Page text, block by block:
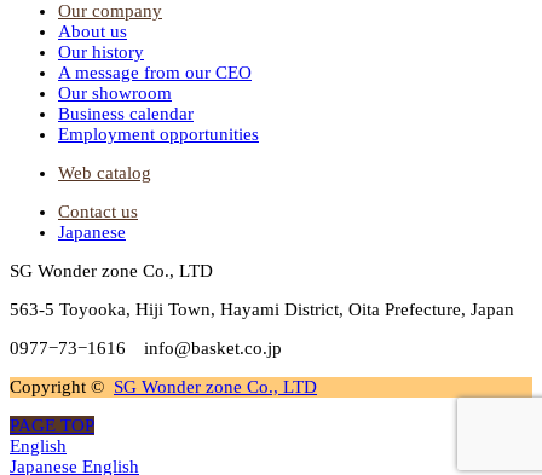
Our company
About us
Our history
A message from our CEO
Our showroom
Business calendar
Employment opportunities
Web catalog
Contact us
Japanese
SG Wonder zone Co., LTD
563-5 Toyooka, Hiji Town, Hayami District, Oita Prefecture, Japan
0977−73−1616 info@basket.co.jp
Copyright © SG Wonder zone Co., LTD
PAGE TOP
English
Japanese English